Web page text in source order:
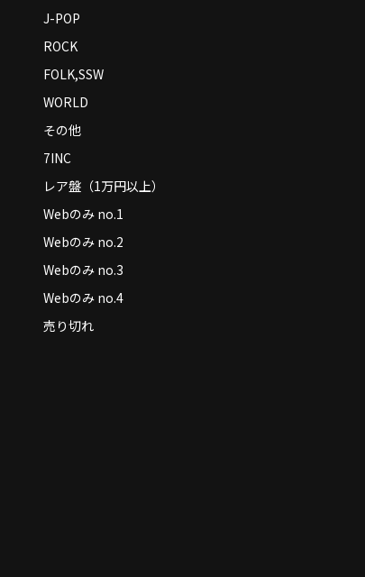
J-POP
ROCK
FOLK,SSW
WORLD
その他
7INC
レア盤（1万円以上）
Webのみ no.1
Webのみ no.2
Webのみ no.3
Webのみ no.4
売り切れ